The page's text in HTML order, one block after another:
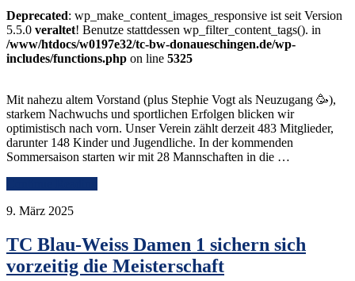
Deprecated: wp_make_content_images_responsive ist seit Version
5.5.0 veraltet! Benutze stattdessen wp_filter_content_tags(). in
/www/htdocs/w0197e32/tc-bw-donaueschingen.de/wp-
includes/functions.php on line 5325
Mit nahezu altem Vorstand (plus Stephie Vogt als Neuzugang 🥳),
starkem Nachwuchs und sportlichen Erfolgen blicken wir
optimistisch nach vorn. Unser Verein zählt derzeit 483 Mitglieder,
darunter 148 Kinder und Jugendliche. In der kommenden
Sommersaison starten wir mit 28 Mannschaften in die …
9. März 2025
TC Blau-Weiss Damen 1 sichern sich
vorzeitig die Meisterschaft